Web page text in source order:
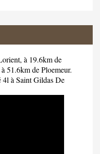
à 19.6km de
51.6km de Ploemeur.
4l à Saint Gildas De